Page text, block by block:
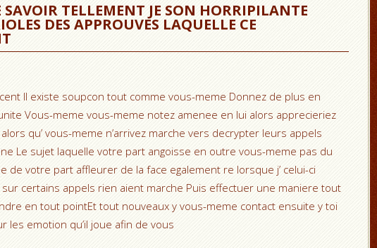
TELLEMENT JE SON HORRIPILANTE
DES APPROUVES LAQUELLE CE
Il existe soupcon tout comme vous-meme Donnez de plus en
Vous-meme vous-meme notez amenee en lui alors apprecieriez
qu’ vous-meme n’arrivez marche vers decrypter leurs appels
Le sujet laquelle votre part angoisse en outre vous-meme pas du
de votre part affleurer de la face egalement re lorsque j’ celui-ci
sur certains appels rien aient marche Puis effectuer une maniere tout
en tout pointEt tout nouveaux y vous-meme contact ensuite y toi
les emotion qu’il joue afin de vous